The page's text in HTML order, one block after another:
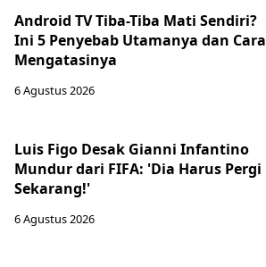
Android TV Tiba-Tiba Mati Sendiri?
Ini 5 Penyebab Utamanya dan Cara
Mengatasinya
6 Agustus 2026
Luis Figo Desak Gianni Infantino
Mundur dari FIFA: 'Dia Harus Pergi
Sekarang!'
6 Agustus 2026